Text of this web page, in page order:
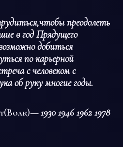
преодолеть
в год Прядущего
добиться
по карьерной
с человеком с
об руку многие годы.
— 1930 1946 1962 1978